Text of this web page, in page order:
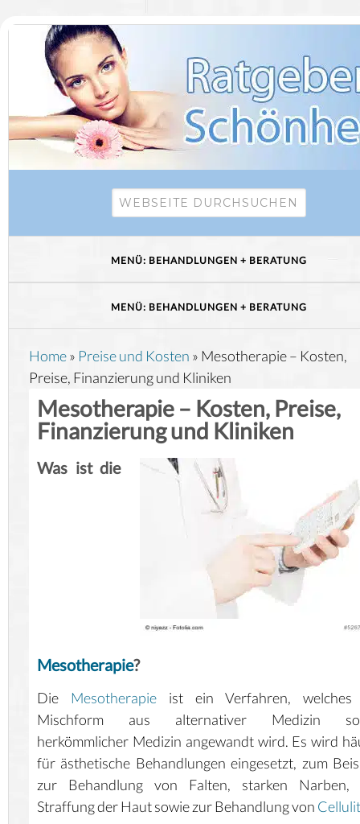
Home» Preise und Kosten » Mesotherapie – Kosten,
Preise, Finanzierung und Kliniken
Mesotherapie – Kosten, Preise,
Finanzierung und Kliniken
Was ist die
Mesotherapie?
Die Mesotherapieist ein Verfahren, welches
Mischform aus alternativer Medizin
herkömmlicher Medizin angewandt wird. Es wird
für ästhetische Behandlungen eingesetzt, zum
zur Behandlung von Falten, starken Narben,
Straffung der Haut sowie zur Behandlung von